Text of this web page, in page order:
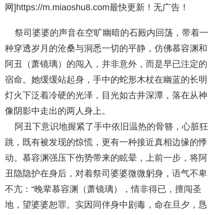
网]https://m.miaoshu8.com最快更新！无广告！
祭司婆婆的声音在空旷幽暗的石殿内回荡，带着一
种穿透岁月的沧桑与洞悉一切的平静，仿佛慕容渊和
阿丑（萧镜璃）的闯入，并非意外，而是早已注定的
宿命。她缓缓站起身，手中的蛇形木杖在幽蓝的长明
灯火下泛着冷硬的光泽，目光如古井深潭，落在从神
像阴影中走出的两人身上。
阿丑下意识地握紧了手中依旧温热的骨簪，心脏狂
跳，既有被发现的惊慌，更有一种接近真相边缘的悸
动。慕容渊强压下伤势带来的眩晕，上前一步，将阿
丑隐隐护在身后，对着祭司婆婆微微躬身，语气不卑
不亢：“晚辈慕容渊（萧镜璃），情非得已，擅闯圣
地，望婆婆恕罪。实因同伴身中剧毒，命在旦夕，恳